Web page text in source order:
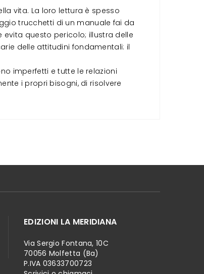
vita. La loro lettura è spesso
trucchetti di un manuale fai da
questo pericolo; illustra delle
delle attitudini fondamentali: il
imperfetti e tutte le relazioni
i propri bisogni, di risolvere
EDIZIONI LA MERIDIANA
Via Sergio Fontana, 10C
70056 Molfetta (Ba)
P.IVA 03633700723